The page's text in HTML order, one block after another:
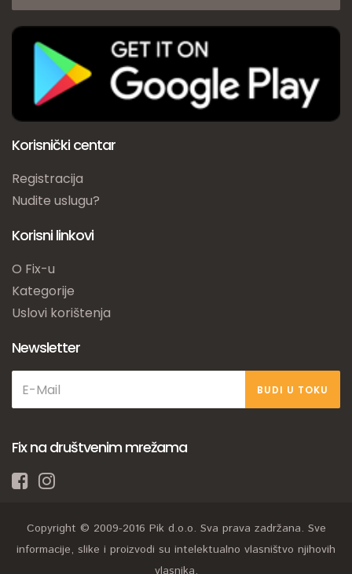
Korisnički centar
Registracija
Nudite uslugu?
Korisni linkovi
O Fix-u
Kategorije
Uslovi korištenja
Newsletter
BUDI U TOKU
Fix na društvenim mrežama
Copyright © 2009-2016 Pik d.o.o. Sva prava zadržana. Sve
informacije, slike i proizvodi su intelektualno vlasništvo njihovih